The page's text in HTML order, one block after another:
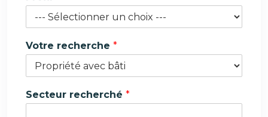
r
e
h
r
Votre recherche *
Secteur recherché *